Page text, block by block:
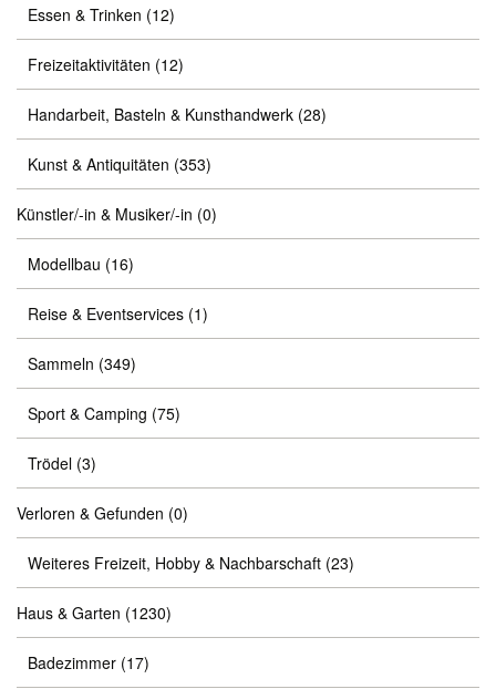
Essen & Trinken (12)
Freizeitaktivitäten (12)
Handarbeit, Basteln & Kunsthandwerk (28)
Kunst & Antiquitäten (353)
Künstler/-in & Musiker/-in (0)
Modellbau (16)
Reise & Eventservices (1)
Sammeln (349)
Sport & Camping (75)
Trödel (3)
Verloren & Gefunden (0)
Weiteres Freizeit, Hobby & Nachbarschaft (23)
Haus & Garten (1230)
Badezimmer (17)